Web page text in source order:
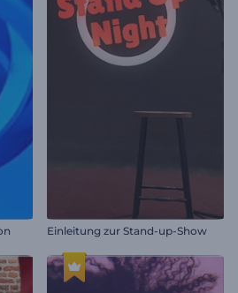
Einleitung zur Stand-up-Show